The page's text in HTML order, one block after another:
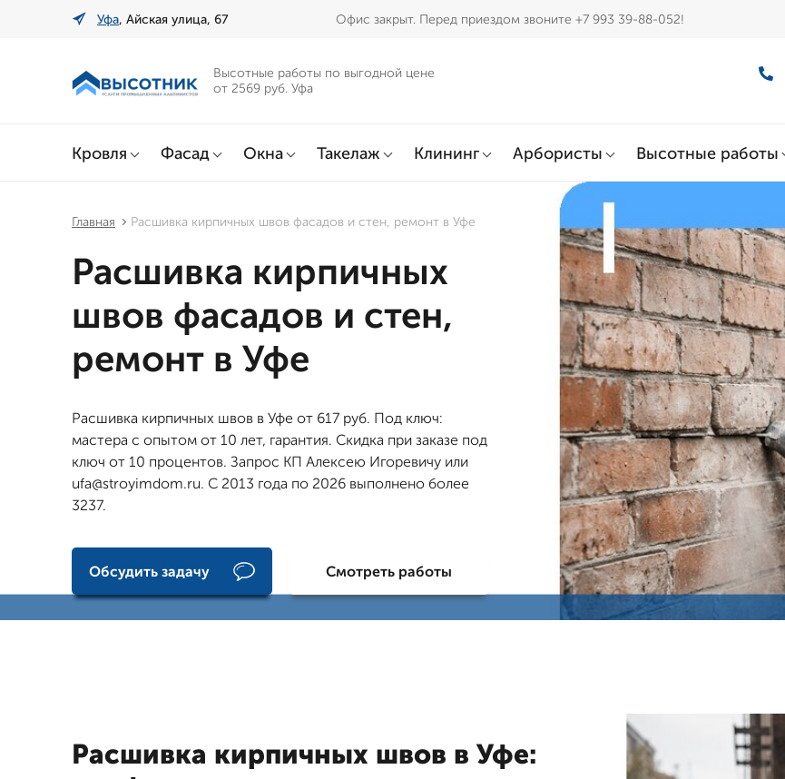
Уфа, Айская улица, 67 Офис закрыт. Перед приездом звоните +7 993 39-88-052!
Высотные работы по выгодной цене
от 2569 руб. Уфа
Кровля Фасад Окна Такелаж Клининг Арбористы Высотные работы
Главная Расшивка кирпичных швов фасадов и стен, ремонт в Уфе
Расшивка кирпичных
швов фасадов и стен,
ремонт в Уфе
Расшивка кирпичных швов в Уфе от 617 руб. Под ключ:
мастера с опытом от 10 лет, гарантия. Скидка при заказе под
ключ от 10 процентов. Запрос КП Алексею Игоревичу или
ufa@stroyimdom.ru. С 2013 года по 2026 выполнено более
3237.
Обсудить задачу Смотреть работы
Расшивка кирпичных швов в Уфе: